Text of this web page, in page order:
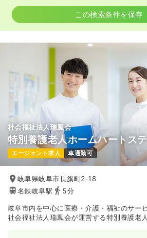
この検索条件を保存
社会福祉法人瑞鳳会
特別養護老人ホームハートス
エージェント求人 車通勤可
岐阜県岐阜市長旗町2-18
名鉄岐阜駅
5分
岐阜市内を中心に医療・介護・福祉のサー
社会福祉法人瑞鳳会が運営する特別養護老